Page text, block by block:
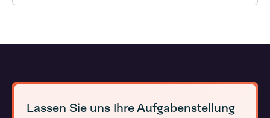
Lassen Sie uns Ihre Aufgabenstellung